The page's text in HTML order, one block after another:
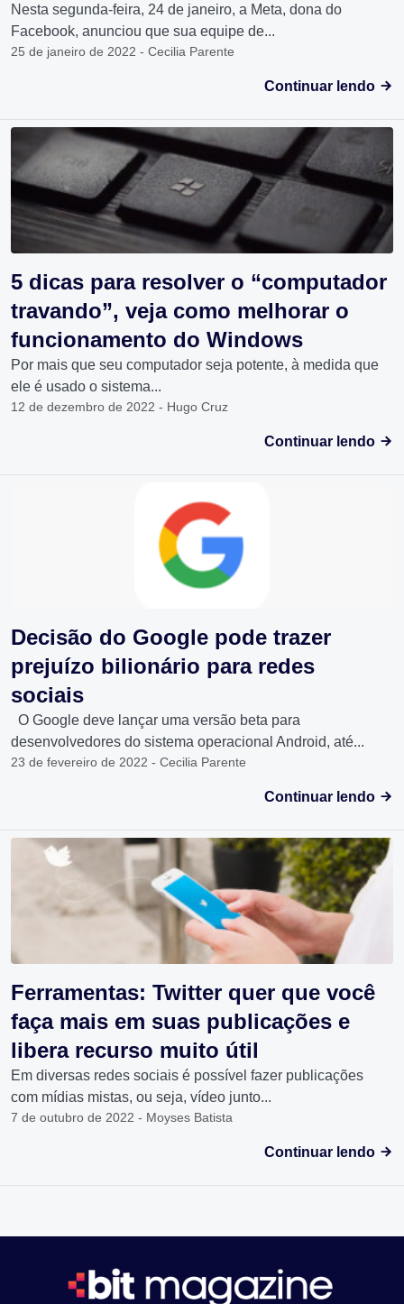
Nesta segunda-feira, 24 de janeiro, a Meta, dona do
Facebook, anunciou que sua equipe de...
25 de janeiro de 2022 - Cecilia Parente
Continuar lendo
5 dicas para resolver o “computador
travando”, veja como melhorar o
funcionamento do Windows
Por mais que seu computador seja potente, à medida que
ele é usado o sistema...
12 de dezembro de 2022 - Hugo Cruz
Continuar lendo
Decisão do Google pode trazer
prejuízo bilionário para redes
sociais
O Google deve lançar uma versão beta para
desenvolvedores do sistema operacional Android, até...
23 de fevereiro de 2022 - Cecilia Parente
Continuar lendo
Ferramentas: Twitter quer que você
faça mais em suas publicações e
libera recurso muito útil
Em diversas redes sociais é possível fazer publicações
com mídias mistas, ou seja, vídeo junto...
7 de outubro de 2022 - Moyses Batista
Continuar lendo